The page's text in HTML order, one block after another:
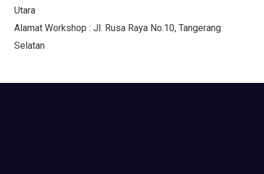
Utara
Alamat Workshop : Jl. Rusa Raya No.10, Tangerang
Selatan